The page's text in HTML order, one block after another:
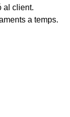
al client.
a temps.